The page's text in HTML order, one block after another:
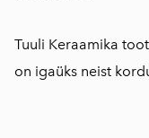
Tuuli Keraamika
on igaüks neist